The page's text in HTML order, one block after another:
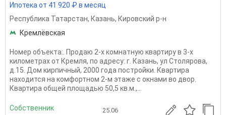
Ипотека от 41 920 ₽ в месяц
Республика Татарстан, Казань, Кировский р-н
Кремлёвская
Номер объекта:. Продаю 2-х комнатную квартиру в 3-х
километрах от Кремля, по адресу: г. Казань, ул Столярова,
д.15. Дом кирпичный, 2000 года постройки. Квартира
находится на комфортном 2-м этаже с окнами во двор.
Квартира общей площадью 50,5 кв.м.,...
Собственник 25.06